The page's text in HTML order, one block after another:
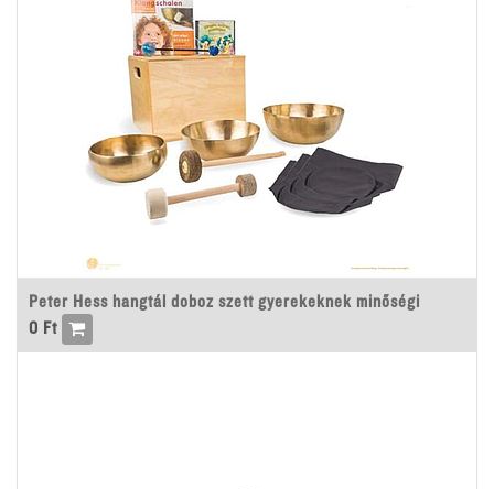
Peter Hess hangtál doboz szett gyerekeknek minőségi
0 Ft